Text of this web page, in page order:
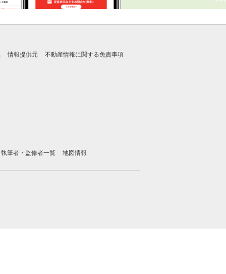
情報提供元 不動産情報に関する免責事項
執筆者・監修者一覧 地図情報